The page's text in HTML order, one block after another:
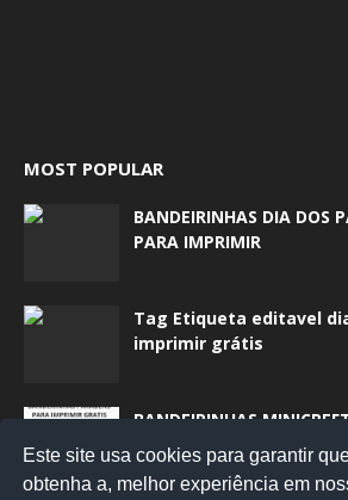
Este site usa cookies para garantir
obtenha a, melhor experiência em
MOST POPULAR
BANDEIRINHAS DIA DOS
PARA IMPRIMIR
Tag Etiqueta editavel
imprimir grátis
BANDEIRINHAS
IMPRIMIR